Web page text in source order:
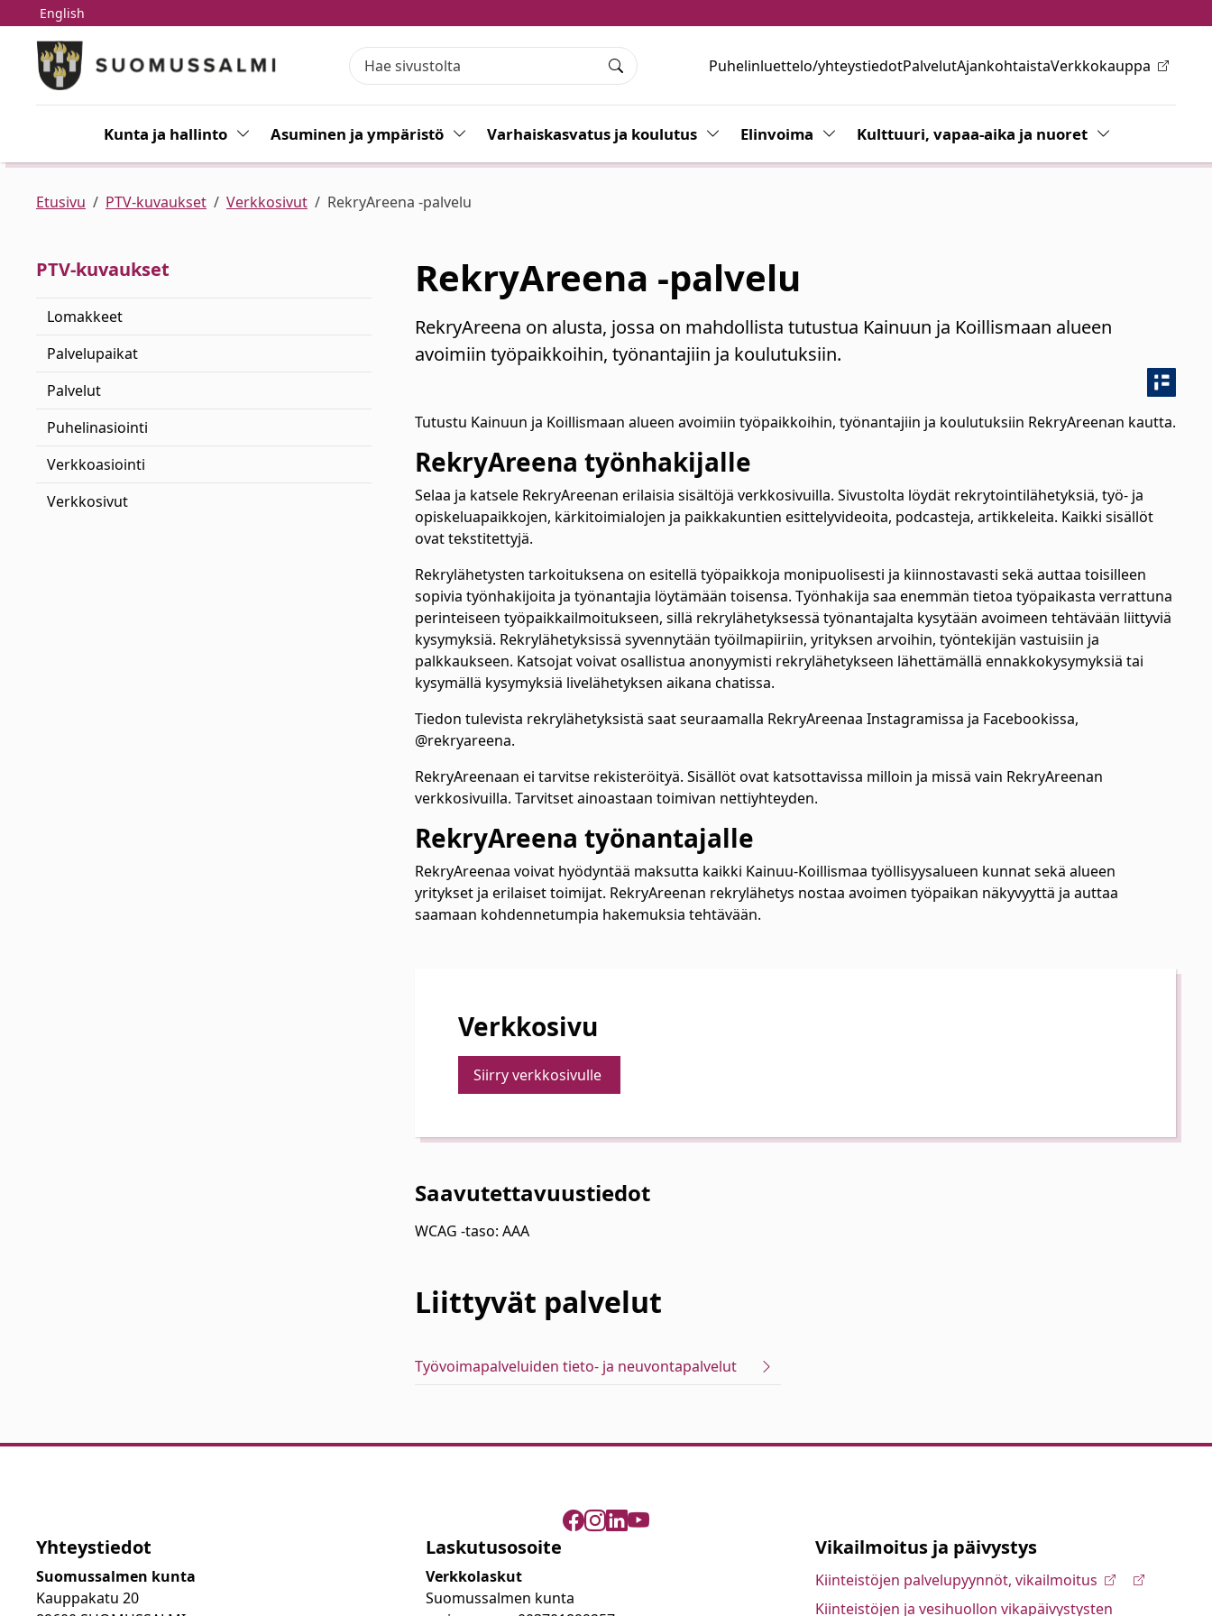
Siirry pääsisältöön
Siirry päävalikkoon
Puhelinluettelo/yhteystiedotPalvelutAjankohtaistaVerkkokauppa
English
Haku
Kunta ja hallinto Vaihda alasvetovalikkoa
Asuminen ja ympäristö Vaihda alasvetovalikkoa
Varhaiskasvatus ja koulutus Vaihda alasvetovalikkoa
Elinvoima Vaihda alasvetovalikkoa
Kulttuuri, vapaa-aika ja nuoret Vaihda
Etusivu PTV-kuvaukset Verkkosivut RekryAreena -palvelu
PTV-kuvaukset
Lomakkeet
Palvelupaikat
Palvelut
Puhelinasiointi
Verkkoasiointi
Verkkosivut
RekryAreena -palvelu
RekryAreena on alusta, jossa on mahdollista tutustua Kainuun ja Koillismaan alueen
avoimiin työpaikkoihin, työnantajiin ja koulutuksiin.
Tutustu Kainuun ja Koillismaan alueen avoimiin työpaikkoihin, työnantajiin ja koulutuksiin RekryAreenan kautta.
RekryAreena työnhakijalle
Selaa ja katsele RekryAreenan erilaisia sisältöjä verkkosivuilla. Sivustolta löydät rekrytointilähetyksiä, työ- ja
opiskeluapaikkojen, kärkitoimialojen ja paikkakuntien esittelyvideoita, podcasteja, artikkeleita. Kaikki sisällöt
ovat tekstitettyjä.
Rekrylähetysten tarkoituksena on esitellä työpaikkoja monipuolisesti ja kiinnostavasti sekä auttaa toisilleen
sopivia työnhakijoita ja työnantajia löytämään toisensa. Työnhakija saa enemmän tietoa työpaikasta verrattuna
perinteiseen työpaikkailmoitukseen, sillä rekrylähetyksessä työnantajalta kysytään avoimeen tehtävään liittyviä
kysymyksiä. Rekrylähetyksissä syvennytään työilmapiiriin, yrityksen arvoihin, työntekijän vastuisiin ja
palkkaukseen. Katsojat voivat osallistua anonyymisti rekrylähetykseen lähettämällä ennakkokysymyksiä tai
kysymällä kysymyksiä livelähetyksen aikana chatissa.
Tiedon tulevista rekrylähetyksistä saat seuraamalla RekryAreenaa Instagramissa ja Facebookissa,
@rekryareena.
RekryAreenaan ei tarvitse rekisteröityä. Sisällöt ovat katsottavissa milloin ja missä vain RekryAreenan
verkkosivuilla. Tarvitset ainoastaan toimivan nettiyhteyden.
RekryAreena työnantajalle
RekryAreenaa voivat hyödyntää maksutta kaikki Kainuu-Koillismaa työllisyysalueen kunnat sekä alueen
yritykset ja erilaiset toimijat. RekryAreenan rekrylähetys nostaa avoimen työpaikan näkyvyyttä ja auttaa
saamaan kohdennetumpia hakemuksia tehtävään.
Verkkosivu
Siirry verkkosivulle
Saavutettavuustiedot
WCAG -taso: AAA
Liittyvät palvelut
Työvoimapalveluiden tieto- ja neuvontapalvelut
Yhteystiedot
Suomussalmen kunta
Kauppakatu 20
Laskutusosoite
Verkkolaskut
Suomussalmen kunta
Vikailmoitus ja päivystys
Kiinteistöjen palvelupyynnöt, vikailmoitus
Kiinteistöjen ja vesihuollon vikapäivystysten